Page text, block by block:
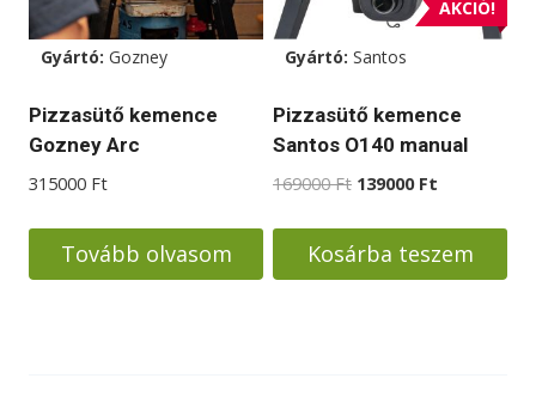
változatok
termékoldalon
választhatók
Gyártó: Gozney
Pizzasütő kemence
Gozney Arc
315000 Ft
Tovább olvasom
AKCIÓ!
Gyártó: Santos
Pizzasütő kemence
Santos O140 manual
169000Ft Original
was:
169000 Ft.
139000 Ft
is:
139000 Ft.
Kosárba teszem